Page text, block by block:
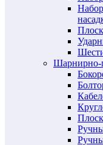
Шарнирно-